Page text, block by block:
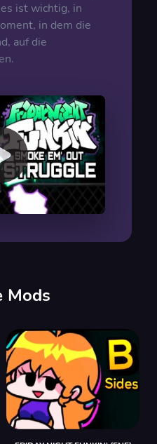
ist wichtig, in
in dem die
auf die
Mods